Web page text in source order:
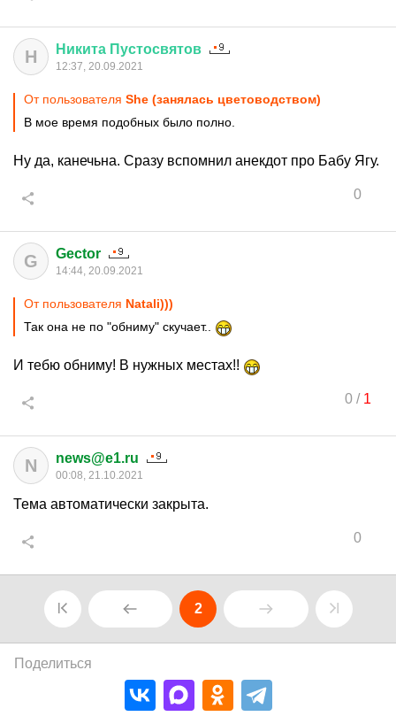
Н Никита Пустосвятов
12:37, 20.09.2021
От пользователя She (занялась цветоводством)
В мое время подобных было полно.
Ну да, канечьна. Сразу вспомнил анекдот про Бабу Ягу.
0
G Gector
14:44, 20.09.2021
От пользователя Natаli)))
Так она не по "обниму" скучает..
И тебю обниму! В нужных местах!!
0/ 1
N news@e1.ru
00:08, 21.10.2021
Тема автоматически закрыта.
0
2
Поделиться